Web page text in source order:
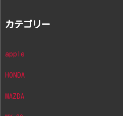
カテゴリー
apple
HONDA
MAZDA